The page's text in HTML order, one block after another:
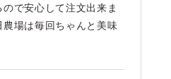
で安心して注文出来ま
場は毎回ちゃんと美味